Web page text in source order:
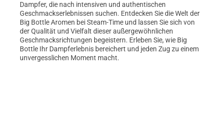
Dampfer, die nach intensiven und authentischen
Geschmackserlebnissen suchen. Entdecken Sie die Welt der
Big Bottle Aromen bei Steam-Time und lassen Sie sich von
der Qualität und Vielfalt dieser außergewöhnlichen
Geschmacksrichtungen begeistern. Erleben Sie, wie Big
Bottle Ihr Dampferlebnis bereichert und jeden Zug zu einem
unvergesslichen Moment macht.